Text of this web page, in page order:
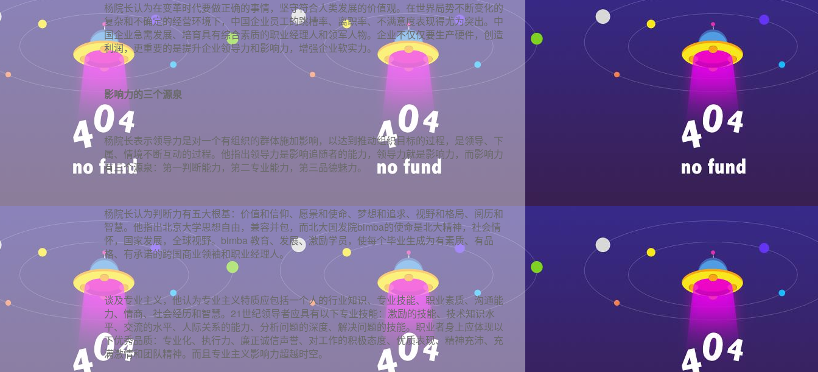
杨院长认为在变革时代要做正确的事情，坚守符合人类发展的价值观。在世界局势不断变化的
复杂和不确定的经营环境下，中国企业员工的跳槽率、离职率、不满意度表现得尤为突出。中
国企业急需发展、培育具有综合素质的职业经理人和领军人物。企业不仅仅要生产硬件，创造
利润，更重要的是提升企业领导力和影响力，增强企业软实力。
影响力的三个源泉
杨院长表示领导力是对一个有组织的群体施加影响，以达到推动组织目标的过程，是领导、下
属、情境不断互动的过程。他指出领导力是影响追随者的能力，领导力就是影响力，而影响力
有三个源泉：第一判断能力，第二专业能力，第三品德魅力。
杨院长认为判断力有五大根基：价值和信仰、愿景和使命、梦想和追求、视野和格局、阅历和
智慧。他指出北京大学思想自由，兼容并包，而北大国发院bimba的使命是北大精神，社会情
怀，国家发展，全球视野。bimba 教育、发展、激励学员，使每个毕业生成为有素质、有品
格、有承诺的跨国商业领袖和职业经理人。
谈及专业主义，他认为专业主义特质应包括一个人的行业知识、专业技能、职业素质、沟通能
力、情商、社会经历和智慧。21世纪领导者应具有以下专业技能：激励的技能、技术知识水
平、交流的水平、人际关系的能力、分析问题的深度、解决问题的技能。职业者身上应体现以
下优秀品质：专业化、执行力、廉正诚信声誉、对工作的积极态度、优质表现、精神充沛、充
满激情和团队精神。而且专业主义影响力超越时空。